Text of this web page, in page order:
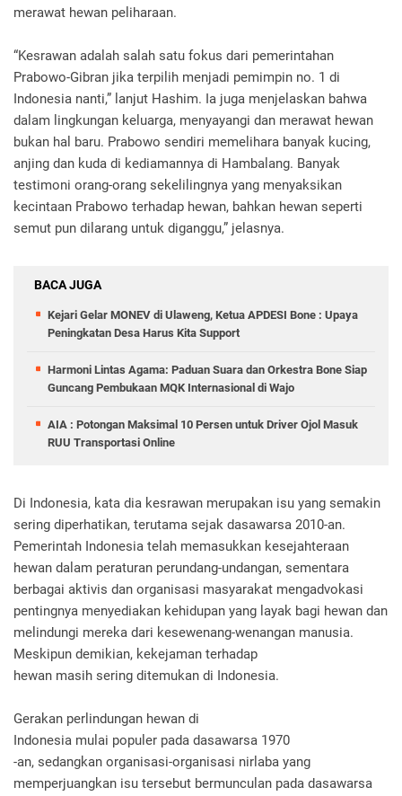
merawat hewan peliharaan.
“Kesrawan adalah salah satu fokus dari pemerintahan
Prabowo-Gibran jika terpilih menjadi pemimpin no. 1 di
Indonesia nanti,” lanjut Hashim. Ia juga menjelaskan bahwa
dalam lingkungan keluarga, menyayangi dan merawat hewan
bukan hal baru. Prabowo sendiri memelihara banyak kucing,
anjing dan kuda di kediamannya di Hambalang. Banyak
testimoni orang-orang sekelilingnya yang menyaksikan
kecintaan Prabowo terhadap hewan, bahkan hewan seperti
semut pun dilarang untuk diganggu,” jelasnya.
BACA JUGA
Kejari Gelar MONEV di Ulaweng, Ketua APDESI Bone : Upaya
Peningkatan Desa Harus Kita Support
Harmoni Lintas Agama: Paduan Suara dan Orkestra Bone Siap
Guncang Pembukaan MQK Internasional di Wajo
AIA : Potongan Maksimal 10 Persen untuk Driver Ojol Masuk
RUU Transportasi Online
Di Indonesia, kata dia kesrawan merupakan isu yang semakin
sering diperhatikan, terutama sejak dasawarsa 2010-an.
Pemerintah Indonesia telah memasukkan kesejahteraan
hewan dalam peraturan perundang-undangan, sementara
berbagai aktivis dan organisasi masyarakat mengadvokasi
pentingnya menyediakan kehidupan yang layak bagi hewan dan
melindungi mereka dari kesewenang-wenangan manusia.
Meskipun demikian, kekejaman terhadap
hewan masih sering ditemukan di Indonesia.
Gerakan perlindungan hewan di
Indonesia mulai populer pada dasawarsa 1970
-an, sedangkan organisasi-organisasi nirlaba yang
memperjuangkan isu tersebut bermunculan pada dasawarsa